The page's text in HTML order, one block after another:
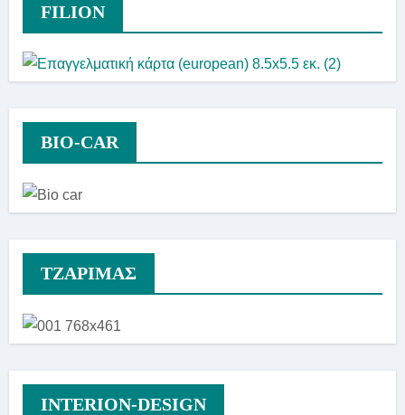
FILION
BIO-CAR
TZAΡΙΜΑΣ
INTERION-DESIGN